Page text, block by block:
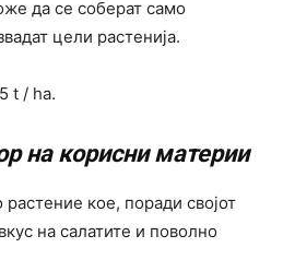
да се соберат само
цели растенија.
t / ha.
на корисни материи
кое, поради својот
на салатите и поволно